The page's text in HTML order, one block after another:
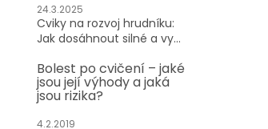
24.3.2025
Cviky na rozvoj hrudníku:
Jak dosáhnout silné a vy...
Bolest po cvičení – jaké
jsou její výhody a jaká
jsou rizika?
4.2.2019